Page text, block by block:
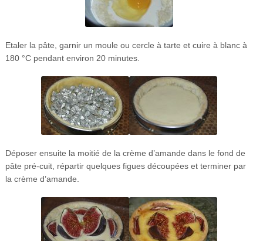
Etaler la pâte, garnir un moule ou cercle à tarte et cuire à blanc à
180 °C pendant environ 20 minutes.
Déposer ensuite la moitié de la crème d’amande dans le fond de
pâte pré-cuit, répartir quelques figues découpées et terminer par
la crème d’amande.